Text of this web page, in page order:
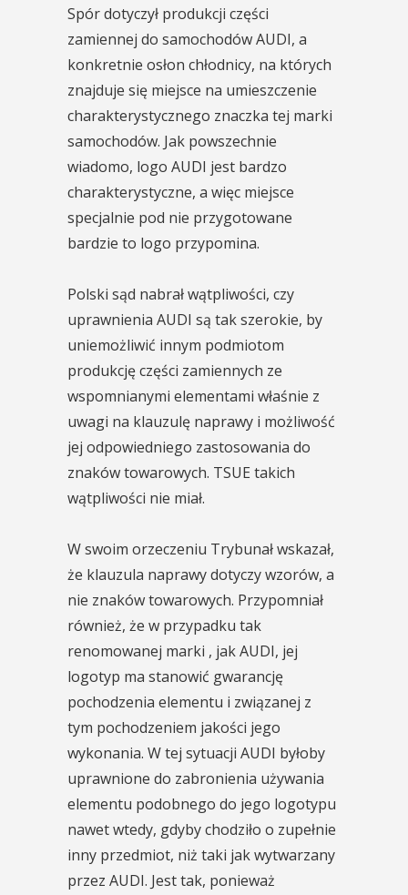
Spór dotyczył produkcji części
zamiennej do samochodów AUDI, a
konkretnie osłon chłodnicy, na których
znajduje się miejsce na umieszczenie
charakterystycznego znaczka tej marki
samochodów. Jak powszechnie
wiadomo, logo AUDI jest bardzo
charakterystyczne, a więc miejsce
specjalnie pod nie przygotowane
bardzie to logo przypomina.
Polski sąd nabrał wątpliwości, czy
uprawnienia AUDI są tak szerokie, by
uniemożliwić innym podmiotom
produkcję części zamiennych ze
wspomnianymi elementami właśnie z
uwagi na klauzulę naprawy i możliwość
jej odpowiedniego zastosowania do
znaków towarowych. TSUE takich
wątpliwości nie miał.
W swoim orzeczeniu Trybunał wskazał,
że klauzula naprawy dotyczy wzorów, a
nie znaków towarowych. Przypomniał
również, że w przypadku tak
renomowanej marki , jak AUDI, jej
logotyp ma stanowić gwarancję
pochodzenia elementu i związanej z
tym pochodzeniem jakości jego
wykonania. W tej sytuacji AUDI byłoby
uprawnione do zabronienia używania
elementu podobnego do jego logotypu
nawet wtedy, gdyby chodziło o zupełnie
inny przedmiot, niż taki jak wytwarzany
przez AUDI. Jest tak, ponieważ